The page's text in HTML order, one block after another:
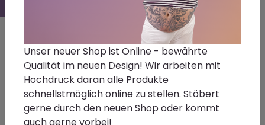
Unser neuer Shop ist Online - bewährte
Qualität im neuen Design! Wir arbeiten mit
Hochdruck daran alle Produkte
schnellstmöglich online zu stellen. Stöbert
gerne durch den neuen Shop oder kommt